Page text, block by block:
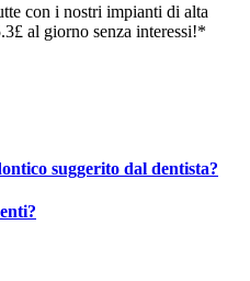
con i nostri impianti di alta
al giorno senza interessi!*
suggerito dal dentista?